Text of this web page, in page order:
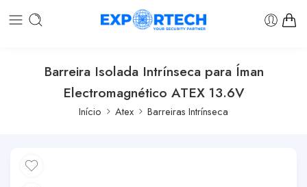
Barreira Isolada Intrínseca para Íman
Electromagnético ATEX 13.6V
Início Atex Barreiras Intrínseca